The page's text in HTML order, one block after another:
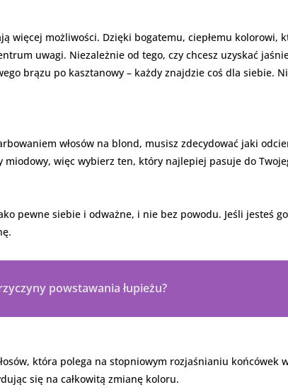
więcej możliwości. Dzięki bogatemu, ciepłemu kolorowi,
uwagi. Niezależnie od tego, czy chcesz uzyskać
brązu po kasztanowy – każdy znajdzie coś dla
włosów na blond, musisz zdecydować jaki
miodowy, więc wybierz ten, który najlepiej pasuje do
pewne siebie i odważne, i nie bez powodu. Jeśli jesteś
powstawania łupieżu?
która polega na stopniowym rozjaśnianiu końcówek
się na całkowitą zmianę koloru.